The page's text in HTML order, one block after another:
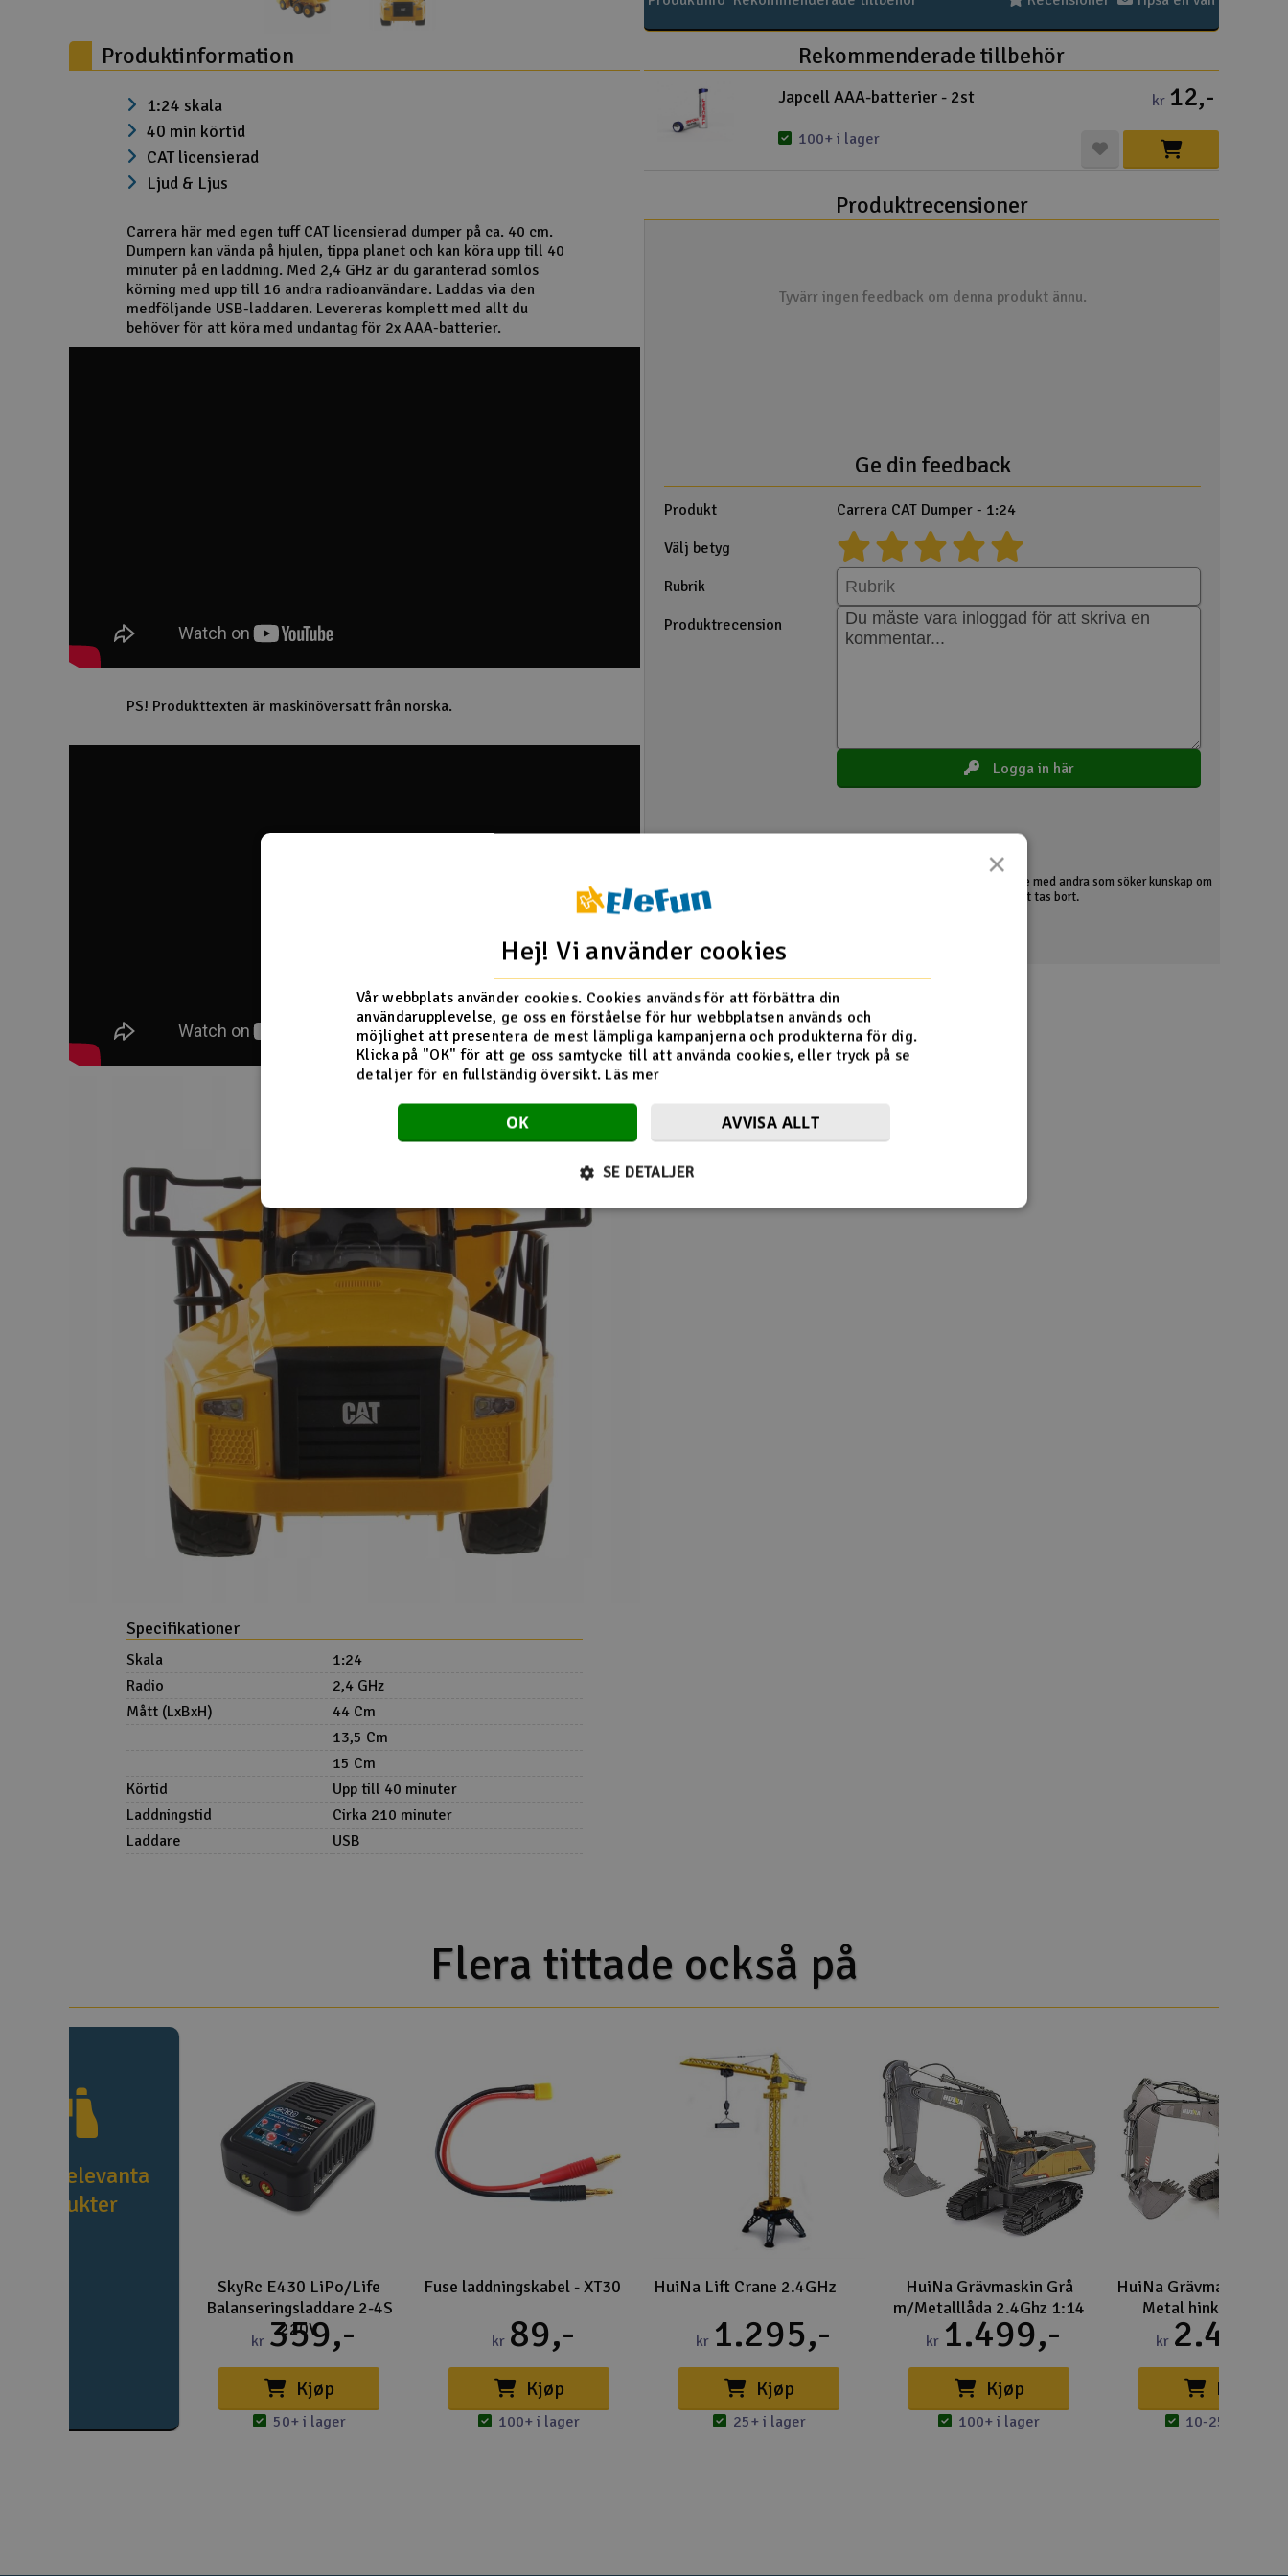
Smarthem, lek och hobby
Solenergi
Verktyg, utrustning och tillbehör
Presentkort
Produktinformation
1:24 skala
40 min körtid
CAT licensierad
Ljud & Ljus
Carrera här med egen tuff CAT licensierad dumper på ca. 40 cm.
Dumpern kan vända på hjulen, tippa planet och kan köra upp till 40
minuter på en laddning. Med 2,4 GHz är du garanterad sömlös
körning med upp till 16 andra radioanvändare. Laddas via den
medföljande USB-laddaren. Levereras komplett med allt du
behöver för att köra med undantag för 2x AAA-batterier.
PS! Produkttexten är maskinöversatt från norska.
Specifikationer
Skala
1:24
Radio
2,4 GHz
Mått (LxBxH)
44 Cm
13,5 Cm
15 Cm
Körtid
Upp till 40 minuter
Laddningstid
Cirka 210 minuter
Laddare
USB
Rekommenderade tillbehör
Japcell AAA-batterier - 2st
100+ i lager
kr 12,-
Produktrecensioner
Tyvärr ingen feedback om denna produkt ännu.
Ge din feedback
Produkt
Carrera CAT Dumper - 1:24
Välj betyg
Rubrik
Produktrecension
Logga in här
Produktrecensioner är avsedda för att du ska dela din upplevelse med andra som söker kunskap om
produkten. Irrelevant, oriktigt eller stötande innehåll kommer att tas bort.
Flera tittade också på
fler relevanta
produkter
SkyRc E430 LiPo/Life
Balanseringsladdare 2-4S
220V
kr 359,-
Kjøp
50+ i lager
Fuse laddningskabel - XT30
kr 89,-
Kjøp
100+ i lager
HuiNa Lift Crane 2.4GHz
kr 1.295,-
Kjøp
25+ i lager
HuiNa Grävmaskin Grå
m/Metalllåda 2.4Ghz 1:14
kr 1.499,-
Kjøp
100+ i lager
HuiNa Grävmaskin
Metal hink 2.4G
kr
Kjøp
10-25 i lager
×
Hej! Vi använder cookies
Vår webbplats använder cookies. Cookies används för att förbättra din
användarupplevelse, ge oss en förståelse för hur webbplatsen används och
möjlighet att presentera de mest lämpliga kampanjerna och produkterna för dig.
Klicka på "OK" för att ge oss samtycke till att använda cookies, eller tryck på se
detaljer för en fullständig översikt. Läs mer
OK AVVISA ALLT
SE DETALJER